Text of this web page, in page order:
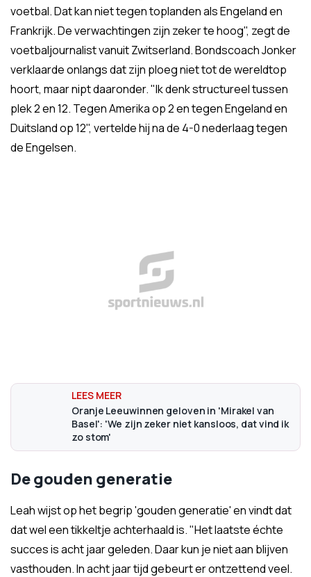
voetbal. Dat kan niet tegen toplanden als Engeland en
Frankrijk. De verwachtingen zijn zeker te hoog", zegt de
voetbaljournalist vanuit Zwitserland. Bondscoach Jonker
verklaarde onlangs dat zijn ploeg niet tot de wereldtop
hoort, maar nipt daaronder. "Ik denk structureel tussen
plek 2 en 12. Tegen Amerika op 2 en tegen Engeland en
Duitsland op 12", vertelde hij na de 4-0 nederlaag tegen
de Engelsen.
Oranje Leeuwinnen geloven in 'Mirakel van
Basel': 'We zijn zeker niet kansloos, dat vind ik
zo stom'
De gouden generatie
Leah wijst op het begrip 'gouden generatie' en vindt dat
dat wel een tikkeltje achterhaald is. "Het laatste échte
succes is acht jaar geleden. Daar kun je niet aan blijven
vasthouden. In acht jaar tijd gebeurt er ontzettend veel.